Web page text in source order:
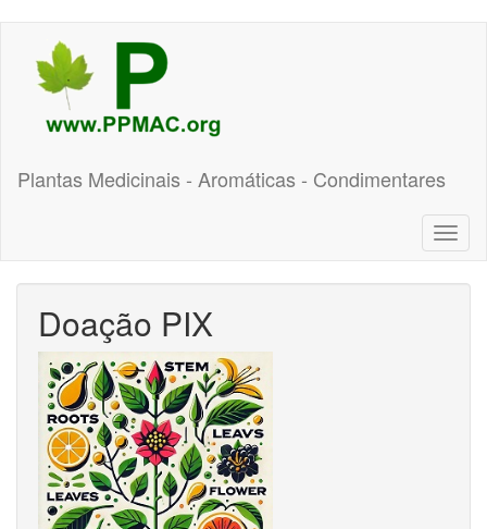
conteúdo
principal
Plantas Medicinais - Aromáticas - Condimentares
Doação PIX